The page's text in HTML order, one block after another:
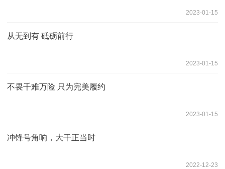
2023-01-15
从无到有 砥砺前行
2023-01-15
不畏千难万险 只为完美履约
2023-01-15
冲锋号角响，大干正当时
2022-12-23